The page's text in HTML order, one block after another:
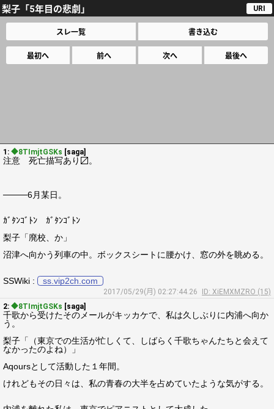
梨子「5年目の悲劇」 URI
スレ一覧 書き込む
最初へ 前へ 次へ 最後へ
1: ◆8TImjtGSKs [saga]
注意 死亡描写あり〼。
────6月某日。
ｶﾞﾀﾝｺﾞﾄﾝ ｶﾞﾀﾝｺﾞﾄﾝ
梨子「廃校、か」
沼津へ向かう列車の中。ボックスシートに腰かけ、窓の外を眺める。
SSWiki : ss.vip2ch.com
2017/05/29(月) 02:27:44.26
ID: XiEMXMZRO (15)
2: ◆8TImjtGSKs [saga]
千歌から受けたそのメールがキッカケで、私は久しぶりに内浦へ向か
う。
梨子「（東京での生活が忙しくて、しばらく千歌ちゃんたちと会えて
なかったのよね）」
Aqoursとして活動した１年間。
けれどもその日々は、私の青春の大半を占めていたような気がする。